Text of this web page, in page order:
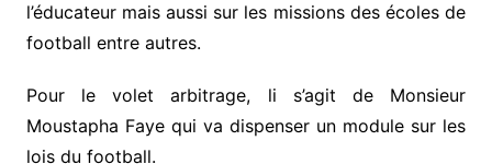
l’éducateur mais aussi sur les missions des écoles de
football entre autres.
Pour le volet arbitrage, li s’agit de Monsieur
Moustapha Faye qui va dispenser un module sur les
lois du football.